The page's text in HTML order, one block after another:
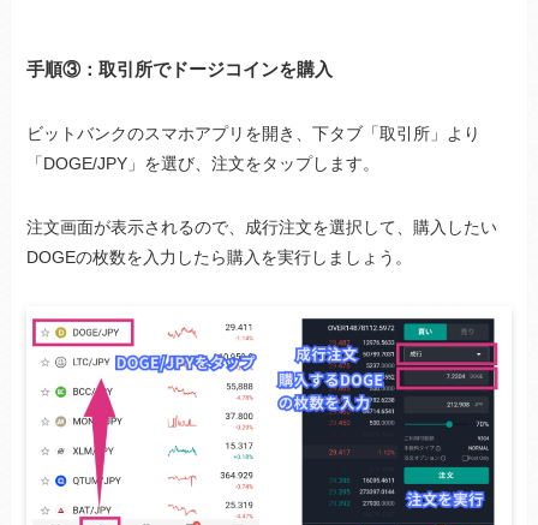
手順③：取引所でドージコインを購入
ビットバンクのスマホアプリを開き、下タブ「取引所」より
「DOGE/JPY」を選び、注文をタップします。
注文画面が表示されるので、成行注文を選択して、購入したい
DOGEの枚数を入力したら購入を実行しましょう。